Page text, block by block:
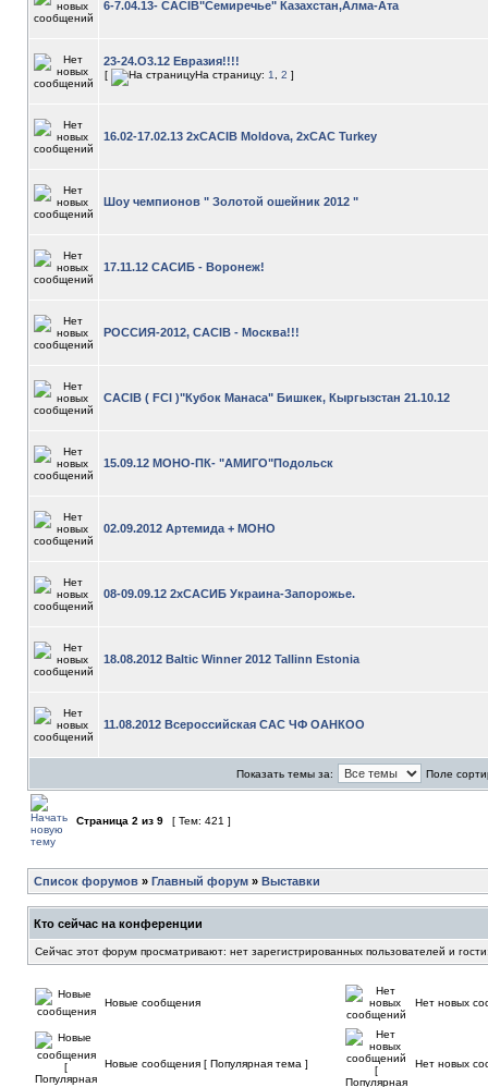
6-7.04.13- CACIB"Семиречье" Казахстан,Алма-Ата
23-24.О3.12 Евразия!!!!
[ На страницу: 1 2 ]
16.02-17.02.13 2xCACIB Moldova, 2xCAC Turkey
Шоу чемпионов " Золотой ошейник 2012 "
17.11.12 САСИБ - Воронеж!
РОССИЯ-2012, CACIB - Москва!!!
CACIB ( FCI )"Кубок Манаса" Бишкек, Кыргызстан 21.10.12
15.09.12 МОНО-ПК- "АМИГО"Подольск
02.09.2012 Артемида + МОНО
08-09.09.12 2хСАСИБ Украина-Запорожье.
18.08.2012 Baltic Winner 2012 Tallinn Estonia
11.08.2012 Всероссийская САС ЧФ ОАНКОО
Показать темы за: Поле
Страница 2 из 9 [ Тем: 421 ]
Список форумов » Главный форум » Выставки
Кто сейчас на конференции
Сейчас этот форум просматривают: нет зарегистрированных пользователей и
Новые сообщения Нет новых
Новые сообщения [ Популярная тема ] Нет новых